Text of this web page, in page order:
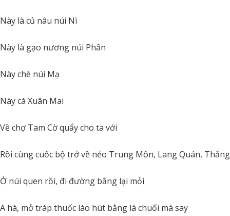
Này là củ nâu núi Nì
Này là gạo nương núi Phấn
Này chè núi Mạ
Này cá Xuân Mai
Về chợ Tam Cờ quẩy cho ta với
Rồi cùng cuốc bộ trở về nẻo Trung Môn, Lang Quán,
Ở núi quen rồi, đi đường bằng lại mỏi
A hà, mở tráp thuốc lào hút bằng lá chuối mà say